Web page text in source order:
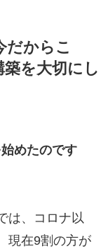
だからこ
を大切にし
めたのです
は、コロナ以
現在9割の方が